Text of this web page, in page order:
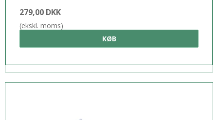
279,00 DKK
(ekskl. moms)
KØB